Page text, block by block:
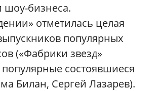
шоу-бизнеса.
отметилась целая
популярных
(«Фабрики звезд»
популярные состоявшиеся
Билан, Сергей Лазарев).